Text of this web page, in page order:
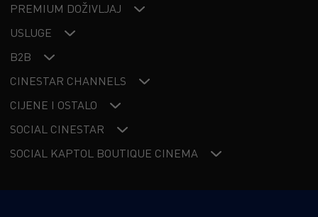
PREMIUM DOŽIVLJAJ
USLUGE
B2B
CINESTAR CHANNELS
CIJENE I OSTALO
SOCIAL CINESTAR
SOCIAL KAPTOL BOUTIQUE CINEMA